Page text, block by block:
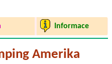
Informace
Amerika